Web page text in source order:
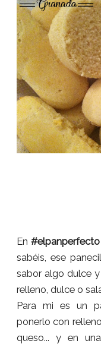
En #elpanperfecto
sabéis, ese
sabor algo dulce
relleno, dulce o
Para mi es un
ponerlo con
queso... y en